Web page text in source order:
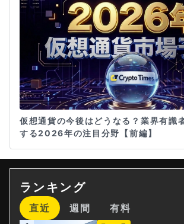
仮想通貨の今後はどうなる？業界有識
する2026年の注目分野【前編】
ランキング
直近 週間 有料